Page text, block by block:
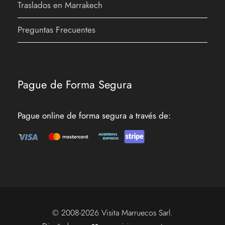
Ropa cómoda deportiva
Zapatos cómodos
Gafas de sol, protector solar y gorro
ITINERARIO:
Traslados en Marrakech
Preguntas Frecuentes
Pague de Forma Segura
Pague online de forma segura a través de:
© 2008-2026 Visita Marruecos Sarl.